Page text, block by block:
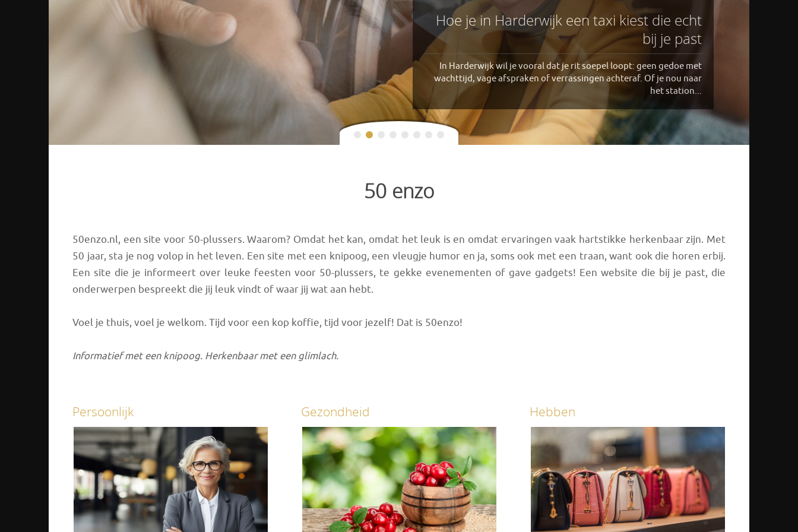
Hoe je in Harderwijk een taxi kiest die echt
bij je past
In Harderwijk wil je vooral dat je rit soepel loopt: geen gedoe met
wachttijd, vage afspraken of verrassingen achteraf. Of je nou naar
het station...
50 enzo
50enzo.nl, een site voor 50-plussers. Waarom? Omdat het kan, omdat het leuk is en omdat ervaringen vaak hartstikke herkenbaar zijn. Met
50 jaar, sta je nog volop in het leven. Een site met een knipoog, een vleugje humor en ja, soms ook met een traan, want ook die horen erbij.
Een site die je informeert over leuke feesten voor 50-plussers, te gekke evenementen of gave gadgets! Een website die bij je past, die
onderwerpen bespreekt die jij leuk vindt of waar jij wat aan hebt.
Voel je thuis, voel je welkom. Tijd voor een kop koffie, tijd voor jezelf! Dat is 50enzo!
Informatief met een knipoog. Herkenbaar met een glimlach.
Persoonlijk
Persoonlijke blogs
Gezondheid
Een gezonde levensstijl.
Hebben